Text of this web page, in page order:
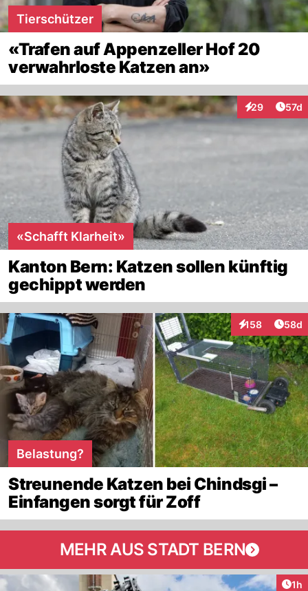
Tierschützer
«Trafen auf Appenzeller Hof 20
verwahrloste Katzen an»
29
Interaktionen
57d
«Schafft Klarheit»
Kanton Bern: Katzen sollen künftig
gechippt werden
158
Interaktionen
58d
Belastung?
Streunende Katzen bei Chindsgi –
Einfangen sorgt für Zoff
MEHR AUS STADT BERN
1h